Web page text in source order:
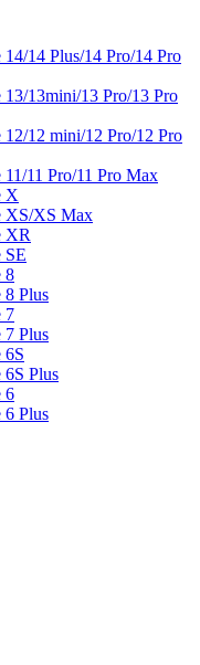
14 Plus/14 Pro/14 Pro
13mini/13 Pro/13 Pro
12 mini/12 Pro/12 Pro
11 Pro/11 Pro Max
X
XS/XS Max
XR
SE
8
8 Plus
7
7 Plus
6S
6S Plus
6
6 Plus